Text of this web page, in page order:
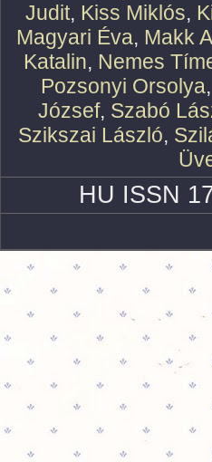
Judit, Kiss Miklós,
Magyari Éva, Makk
Katalin, Nemes
Pozsonyi Orsolya,
József, Szabó
Szikszai László,
HU ISSN